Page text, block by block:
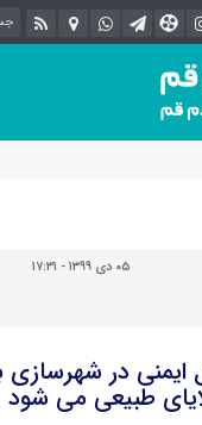
۰۵ دی ۱۳۹۹ - ۱۷:۳۱
ایمنی در
طبیعی می شود